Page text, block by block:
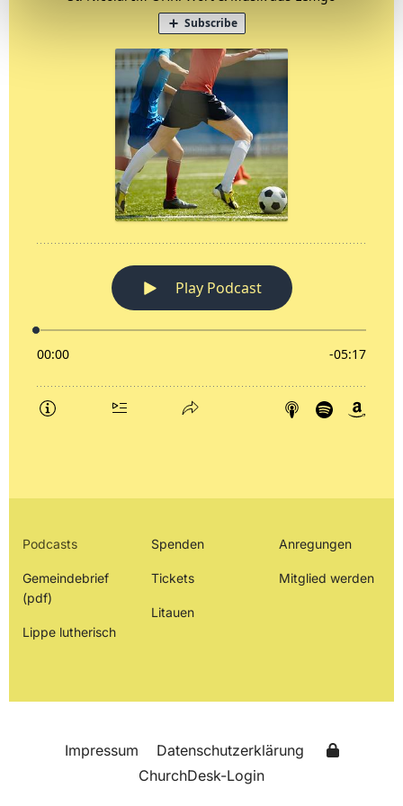
Podcasts
Gemeindebrief
(pdf)
Lippe lutherisch
Spenden
Tickets
Litauen
Anregungen
Mitglied werden
Impressum
Datenschutzerklärung
ChurchDesk-Login